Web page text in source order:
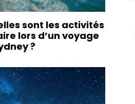
sont les activités
lors d’un voyage
?